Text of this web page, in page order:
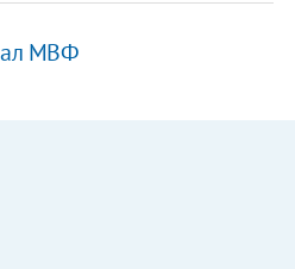
МВФ